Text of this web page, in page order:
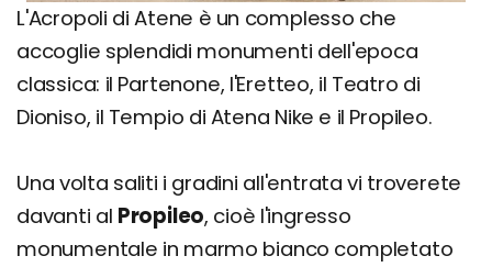
L'Acropoli di Atene è un complesso che
accoglie splendidi monumenti dell'epoca
classica: il Partenone, l'Eretteo, il Teatro di
Dioniso, il Tempio di Atena Nike e il Propileo.
Una volta saliti i gradini all'entrata vi troverete
davanti al Propileo, cioè l'ingresso
monumentale in marmo bianco completato